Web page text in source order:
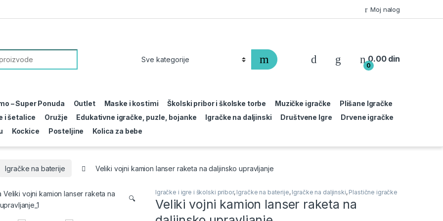
Moj nalog
0
0.00 din
– Super Ponuda Outlet Maske i kostimi Školski pribor i školske torbe Muzičke igračke
Plišane Igračke
i šetalice
Oružje Edukativne igračke, puzle, bojanke Igračke na daljinski Društvene Igre
Drvene igračke
Kockice Posteljine Kolica za bebe
Igračke na baterije Veliki vojni kamion lanser raketa na daljinsko upravljanje
🔍
Igračke i igre i školski pribor, Igračke na baterije, Igračke na daljinski, Plastične igračke
Veliki vojni kamion lanser raketa na